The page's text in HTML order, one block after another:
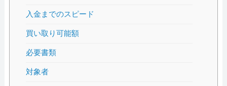
入金までのスピード
買い取り可能額
必要書類
対象者